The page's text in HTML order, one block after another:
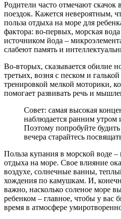
Родители часто отмечают скачок
поездок. Кажется невероятным,
польза отдыха на море для
фактора: во-первых, морская
источником йода –
слабеют память и
Во-вторых, сказывается обилие
третьих, возня с песком и
тренировкой мелкой моторики,
помогает развивать речь и
Совет: самая высокая
наблюдается ранним утром
Поэтому попробуйте
вечера старайтесь
Польза купания в морской воде
отдыха на море. Свое влияние
воздухе, солнечные ванны,
хождения по камушкам. И,
важно, насколько соленое море
ребенком – главное, чтобы у вас
время в атмосфере